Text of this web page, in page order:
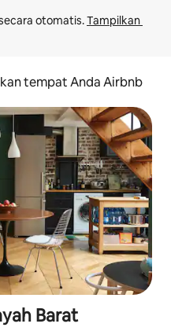
otomatis. Tampilkan
tempat Anda Airbnb
Barat